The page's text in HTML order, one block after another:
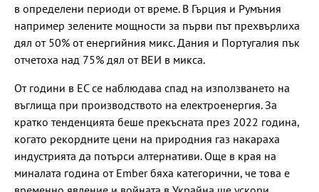
в определени периоди от време. В Гърция и Румъния
например зелените мощности за първи път прехвърлиха
дял от 50% от енергийния микс. Дания и Португалия пък
отчетоха над 75% дял от ВЕИ в микса.
От години в ЕС се наблюдава спад на използването на
въглища при производството на електроенергия. За
кратко тенденцията беше прекъсната през 2022 година,
когато рекордните цени на природния газ накараха
индустрията да потърси алтернативи. Още в края на
миналата година от Ember бяха категорични, че това е